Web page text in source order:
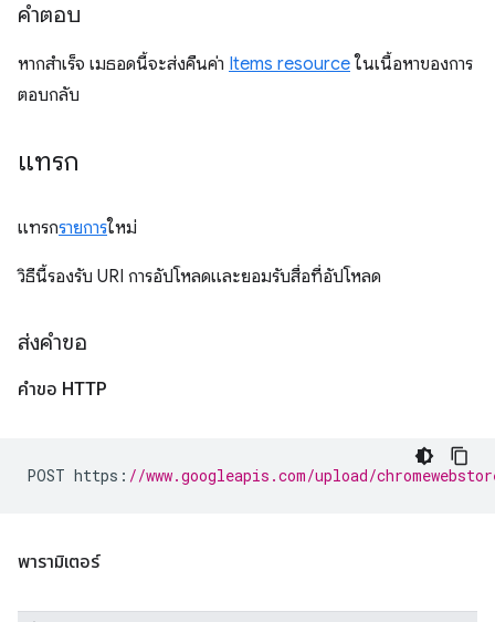
คำตอบ
หากสำเร็จ เมธอดนี้จะส่งคืนค่า Items resource ในเนื้อหาของการ
ตอบกลับ
แทรก
แทรกรายการใหม่
วิธีนี้รองรับ URI การอัปโหลดและยอมรับสื่อที่อัปโหลด
ส่งคำขอ
คำขอ HTTP
POST https : //www.googleapis.com/upload/
พารามิเตอร์